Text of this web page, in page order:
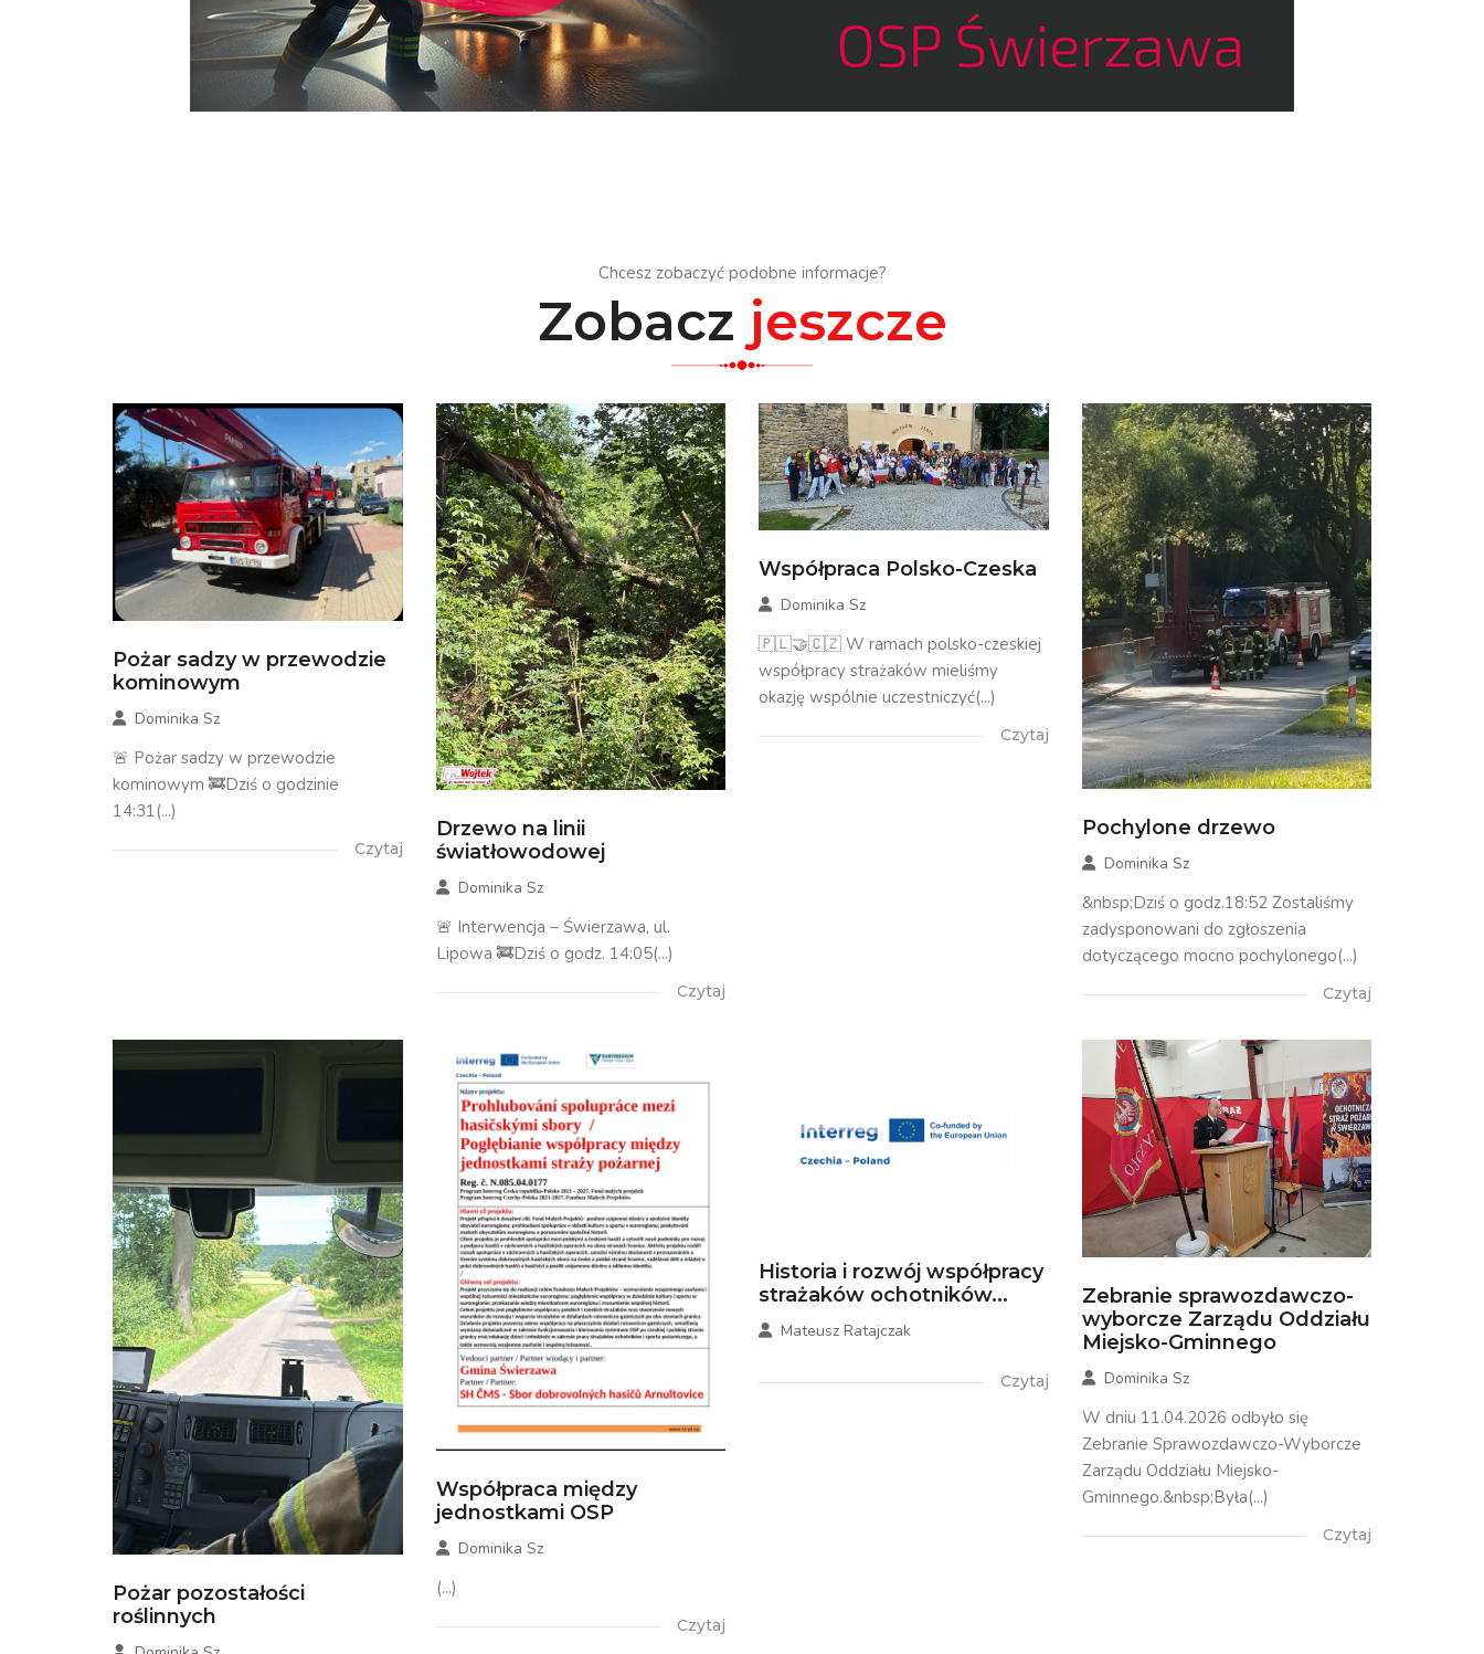
Chcesz zobaczyć podobne informacje?
Zobacz jeszcze
Pożar sadzy w przewodzie
kominowym
Dominika Sz
🚨 Pożar sadzy w przewodzie
kominowym 🚒Dziś o godzinie
14:31(...)
Czytaj
Drzewo na linii
światłowodowej
Dominika Sz
🚨 Interwencja – Świerzawa, ul.
Lipowa 🚒Dziś o godz. 14:05(...)
Czytaj
Współpraca Polsko-Czeska
Dominika Sz
🇵🇱🤝🇨🇿 W ramach polsko-czeskiej
współpracy strażaków mieliśmy
okazję wspólnie uczestniczyć(...)
Czytaj
Pochylone drzewo
Dominika Sz
&nbsp;Dziś o godz.18:52 Zostaliśmy
zadysponowani do zgłoszenia
dotyczącego mocno pochylonego(...)
Czytaj
Pożar pozostałości
roślinnych
Współpraca między
jednostkami OSP
Dominika Sz
(...)
Czytaj
Historia i rozwój współpracy
strażaków ochotników...
Mateusz Ratajczak
Czytaj
Zebranie sprawozdawczo-
wyborcze Zarządu Oddziału
Miejsko-Gminnego
Dominika Sz
W dniu 11.04.2026 odbyło się
Zebranie Sprawozdawczo-Wyborcze
Zarządu Oddziału Miejsko-
Gminnego.&nbsp;Była(...)
Czytaj